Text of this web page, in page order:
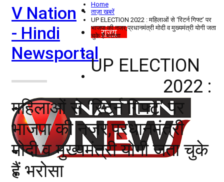
V Nation
- Hindi
Newsportal
विदेश
राज्य
दिल्ली/NCR
राजनीति
कारोबार
खेल
Home
ताज़ा खबरें
UP ELECTION 2022 : महिलाओं से ‘रिटर्न गिफ्ट’ पर
भाजपा की नजर,प्रधानमंत्री मोदी व मुख्यमंत्री योगी जता
चुके हैं भरोसा
UP ELECTION
2022 :
महिलाओं से ‘रिटर्न गिफ्ट’ पर
भाजपा की नजर,प्रधानमंत्री
मोदी व मुख्यमंत्री योगी जता चुके
हैं भरोसा